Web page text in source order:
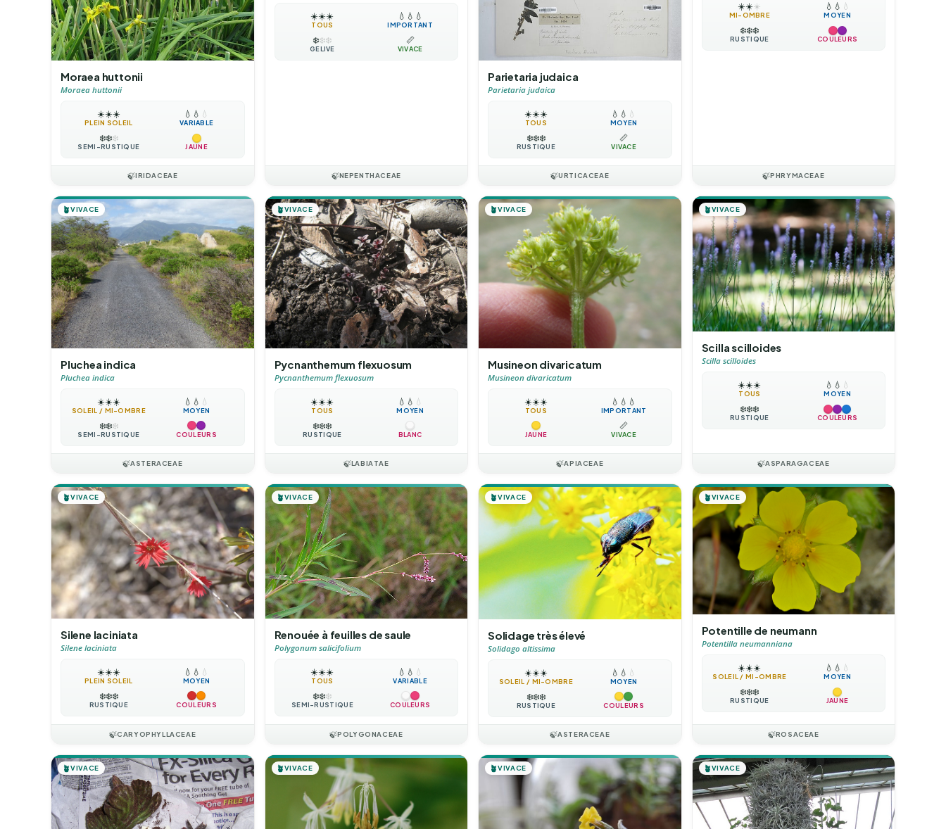
Moraea huttonii
Moraea huttonii
☀️☀️☀️
PLEIN SOLEIL
💧 💧 💧
VARIABLE
❄️❄️❄️
SEMI-RUSTIQUE JAUNE
🍃IRIDACEAE
☀️☀️☀️
TOUS
💧 💧 💧
IMPORTANT
❄️❄️❄️
GÉLIVE
📏
VIVACE
🍃NEPENTHACEAE
Parietaria judaica
Parietaria judaica
☀️☀️☀️
TOUS
💧 💧 💧
MOYEN
❄️❄️❄️
RUSTIQUE
📏
VIVACE
🍃URTICACEAE
☀️☀️☀️
MI-OMBRE
💧 💧 💧
MOYEN
❄️❄️❄️
RUSTIQUE COULEURS
🍃PHRYMACEAE
🪴VIVACE
Pluchea indica
Pluchea indica
☀️☀️☀️
SOLEIL / MI-OMBRE
💧 💧 💧
MOYEN
❄️❄️❄️
SEMI-RUSTIQUE COULEURS
🍃ASTERACEAE
🪴VIVACE
Pycnanthemum flexuosum
Pycnanthemum flexuosum
☀️☀️☀️
TOUS
💧 💧 💧
MOYEN
❄️❄️❄️
RUSTIQUE BLANC
🍃LABIATAE
🪴VIVACE
Musineon divaricatum
Musineon divaricatum
☀️☀️☀️
TOUS
💧 💧 💧
IMPORTANT
JAUNE
📏
VIVACE
🍃APIACEAE
🪴VIVACE
Scilla scilloides
Scilla scilloides
☀️☀️☀️
TOUS
💧 💧 💧
MOYEN
❄️❄️❄️
RUSTIQUE COULEURS
🍃ASPARAGACEAE
🪴VIVACE
Silene laciniata
Silene laciniata
☀️☀️☀️
PLEIN SOLEIL
💧 💧 💧
MOYEN
❄️❄️❄️
RUSTIQUE COULEURS
🍃CARYOPHYLLACEAE
🪴VIVACE
Renouée à feuilles de saule
Polygonum salicifolium
☀️☀️☀️
TOUS
💧 💧 💧
VARIABLE
❄️❄️❄️
SEMI-RUSTIQUE COULEURS
🍃POLYGONACEAE
🪴VIVACE
Solidage très élevé
Solidago altissima
☀️☀️☀️
SOLEIL / MI-OMBRE
💧 💧 💧
MOYEN
❄️❄️❄️
RUSTIQUE COULEURS
🍃ASTERACEAE
🪴VIVACE
Potentille de neumann
Potentilla neumanniana
☀️☀️☀️
SOLEIL / MI-OMBRE
💧 💧 💧
MOYEN
❄️❄️❄️
RUSTIQUE JAUNE
🍃ROSACEAE
🪴VIVACE 🪴VIVACE 🪴VIVACE 🪴VIVACE